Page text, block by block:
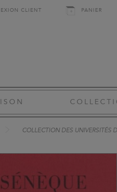
CLIENT PANIER
COLLECTION DES UNIVERSITÉS